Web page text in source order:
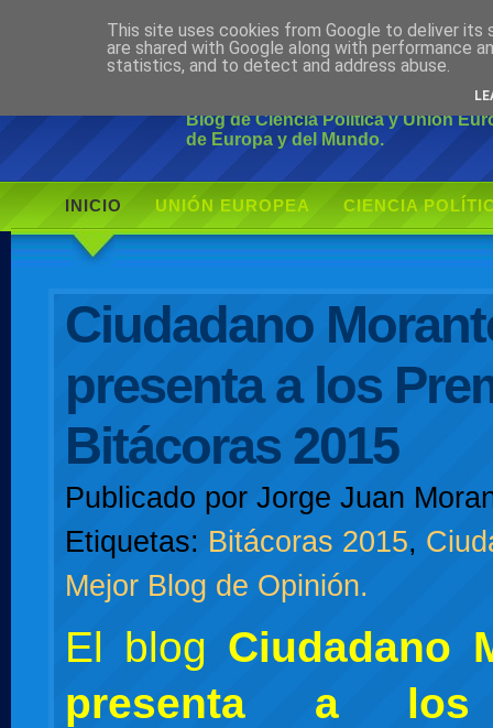
Ciudadano
Blog de Ciencia Política y Unión
de Europa y del Mundo.
INICIO UNIÓN EUROPEA CIENCIA
Ciudadano
presenta a los
Bitácoras 2015
Publicado por Jorge Juan
Etiquetas: Bitácoras 2015,
Mejor Blog de Opinión.
El blog Ciudadano
presenta a los
This site uses cookies from Google to deliver its
are shared with Google along with performance
statistics, and to detect and address abuse.